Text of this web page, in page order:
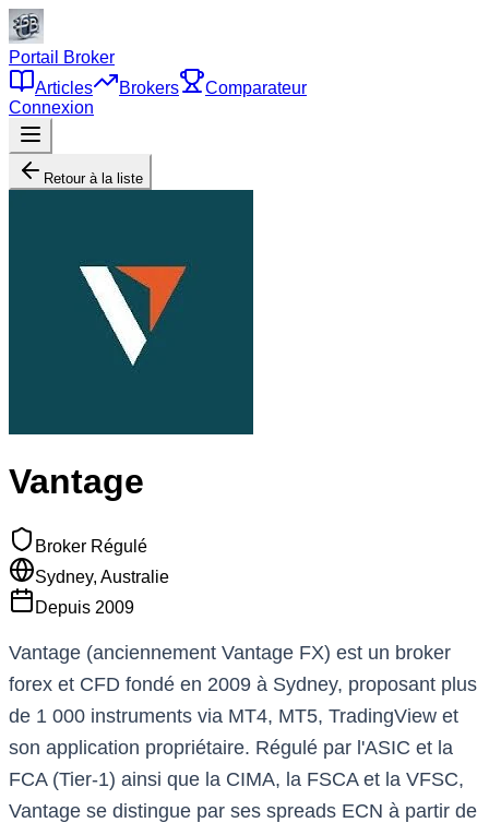
Portail Broker
Articles
Brokers
Comparateur
Connexion
Retour à la liste
Vantage
Broker Régulé
Sydney, Australie
Depuis 2009
Vantage (anciennement Vantage FX) est un broker
forex et CFD fondé en 2009 à Sydney, proposant plus
de 1 000 instruments via MT4, MT5, TradingView et
son application propriétaire. Régulé par l'ASIC et la
FCA (Tier-1) ainsi que la CIMA, la FSCA et la VFSC,
Vantage se distingue par ses spreads ECN à partir de